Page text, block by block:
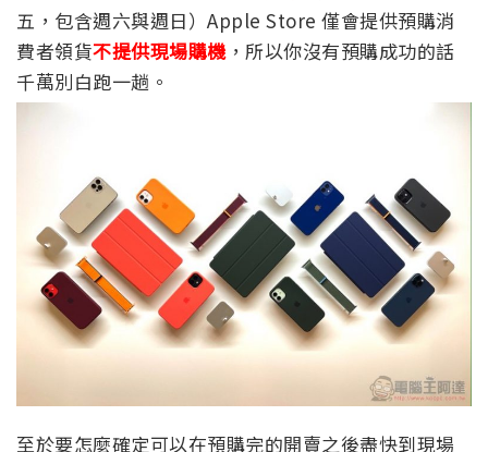
五，包含週六與週日）Apple Store 僅會提供預購消
費者領貨不提供現場購機，所以你沒有預購成功的話
千萬別白跑一趟。
至於要怎麼確定可以在預購完的開賣之後盡快到現場